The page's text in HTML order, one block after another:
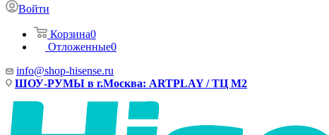
Войти
Корзина0
Отложенные0
info@shop-hisense.ru
ШОУ-РУМЫ в г.Москва: ARTPLAY / ТЦ М2